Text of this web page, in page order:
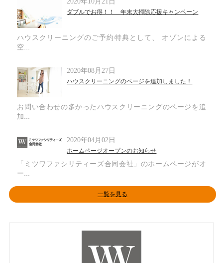
ダブルでお得！！ 年末大掃除応援キャンペーン
ハウスクリーニングのご予約特典として、 オゾンによる
空...
2020年08月27日
ハウスクリーニングのページを追加しました！
お問い合わせの多かったハウスクリーニングのページを追
加...
2020年04月02日
ホームページオープンのお知らせ
「ミツワファシリティーズ合同会社」のホームページがオ
ー...
一覧を見る